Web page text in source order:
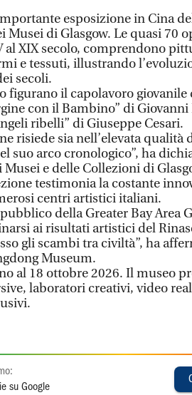
esposizione in Cina
Musei di Glasgow. Le quasi 70
al XIX secolo, comprendono
e tessuti, illustrando
secoli.
figurano il capolavoro giovanile
con il Bambino” di
ribelli” di Giuseppe Cesari.
risiede sia nell’elevata qualità
suo arco cronologico”, ha
e delle Collezioni di
testimonia la costante
centri artistici italiani.
della Greater Bay Area
ai risultati artistici del
gli scambi tra civiltà”, ha
Museum.
al 18 ottobre 2026. Il museo
laboratori creativi, video
su Google